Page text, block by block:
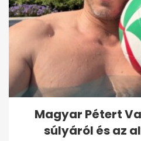
Magyar Pétert
súlyáról és az